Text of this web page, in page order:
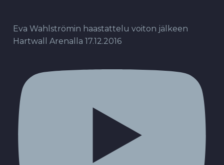
Eva Wahlströmin haastattelu voiton jälkeen
Hartwall Arenalla 17.12.2016